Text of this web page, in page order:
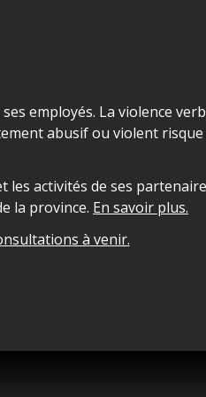
employés. La violence
abusif ou violent risque
les activités de ses
la province. En savoir plus.
à venir.